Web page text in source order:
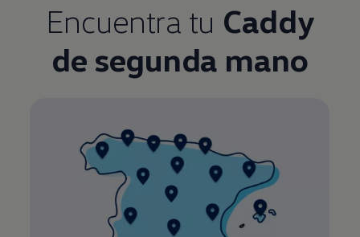
Encuentra tu Caddy
de segunda mano